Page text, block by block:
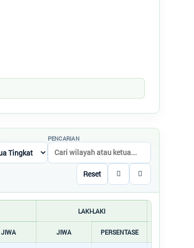
PENCARIAN
Reset
LAKI-LAKI
JIWA JIWA PERSENTASE